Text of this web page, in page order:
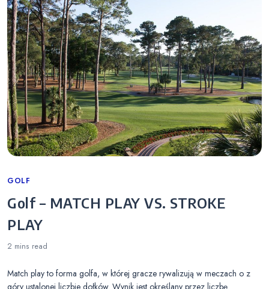
Categories
GOLF
Golf – MATCH PLAY VS. STROKE
PLAY
2 mins read
Match play to forma golfa, w której gracze rywalizują w meczach o z
góry ustalonej liczbie dołków. Wynik jest określany przez liczbę